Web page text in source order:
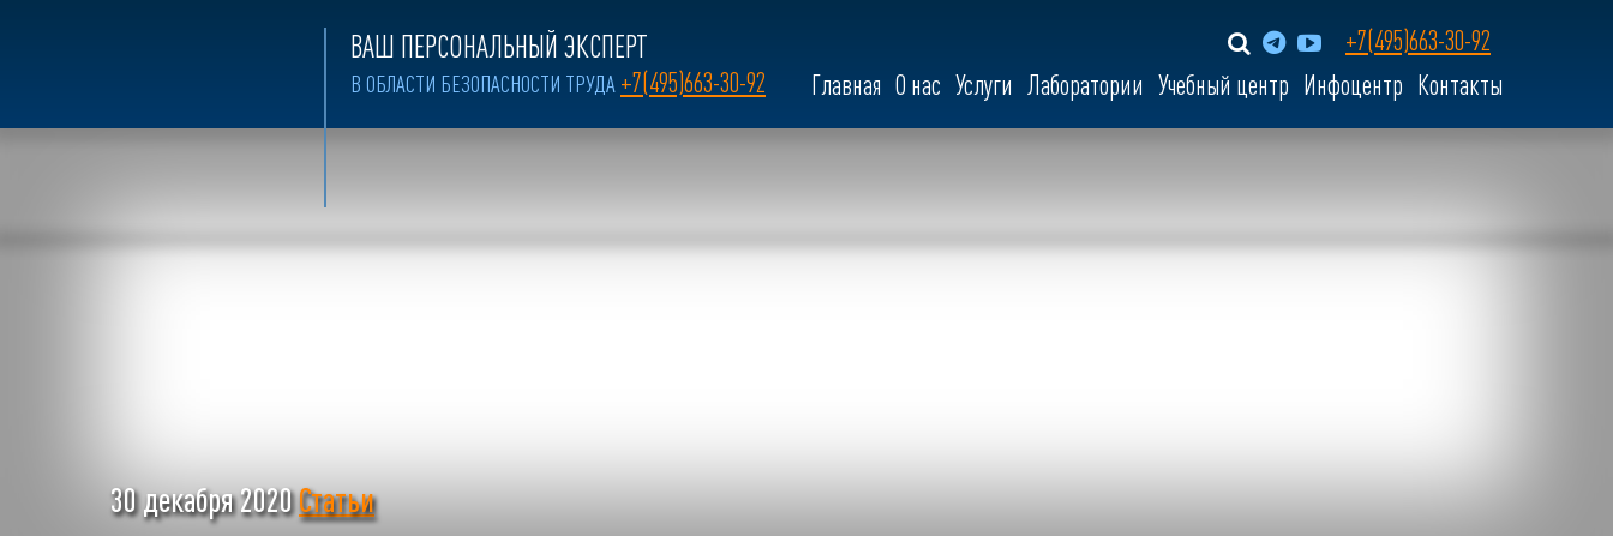
ВАШ ПЕРСОНАЛЬНЫЙ ЭКСПЕРТ
В ОБЛАСТИ БЕЗОПАСНОСТИ ТРУДА +7(495)663-30-92
+7(495)663-30-92
Главная О нас Услуги Лаборатории Учебный центр Инфоцентр Контакты
30 декабря 2020Статьи